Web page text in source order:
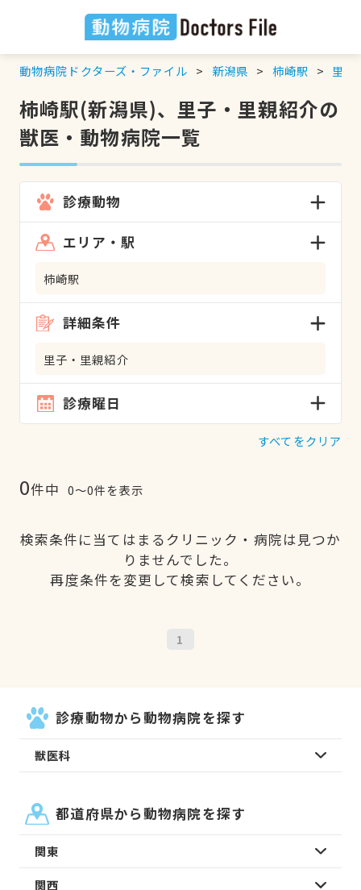
動物病院ドクターズ・ファイル 新潟県 柿崎駅 里子
柿崎駅(新潟県)、里子・里親紹介の
獣医・動物病院一覧
診療動物
エリア・駅
柿崎駅
詳細条件
里子・里親紹介
診療曜日
すべてをクリア
0件中 0〜0件を表示
検索条件に当てはまるクリニック・病院は見つか
りませんでした。
再度条件を変更して検索してください。
1
診療動物から動物病院を探す
獣医科
都道府県から動物病院を探す
関東
関西